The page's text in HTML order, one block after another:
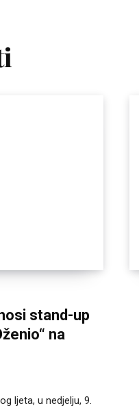
stand-up
na
ljeta, u nedjelju, 9.